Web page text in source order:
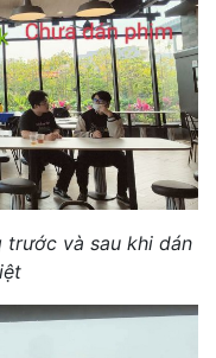
trước và sau khi dán